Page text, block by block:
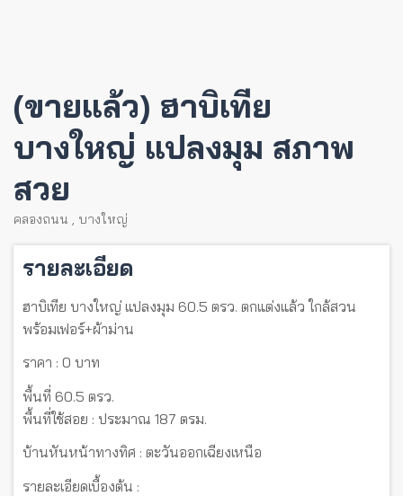
(ขายแล้ว) ฮาบิเทีย
บางใหญ่ แปลงมุม สภาพ
สวย
คลองถนน , บางใหญ่
รายละเอียด
ฮาบิเทีย บางใหญ่ แปลงมุม 60.5 ตรว. ตกแต่งแล้ว ใกล้สวน
พร้อมเฟอร์+ผ้าม่าน
ราคา : 0 บาท
พื้นที่ 60.5 ตรว.
พื้นที่ใช้สอย : ประมาณ 187 ตรม.
บ้านหันหน้าทางทิศ : ตะวันออกเฉียงเหนือ
รายละเอียดเบื้องต้น :